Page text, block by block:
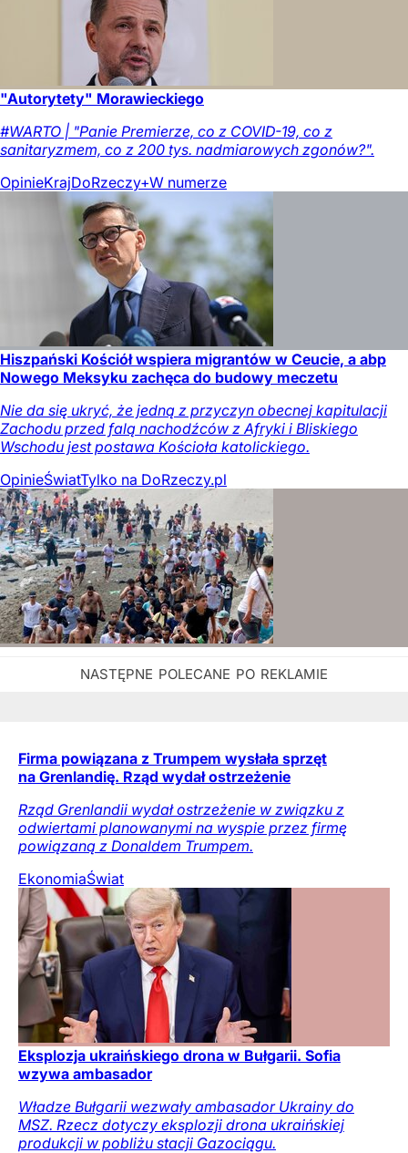
"Autorytety" Morawieckiego
#WARTO | "Panie Premierze, co z COVID-19, co z
sanitaryzmem, co z 200 tys. nadmiarowych zgonów?".
OpinieKrajDoRzeczy+W numerze
Hiszpański Kościół wspiera migrantów w Ceucie, a abp
Nowego Meksyku zachęca do budowy meczetu
Nie da się ukryć, że jedną z przyczyn obecnej kapitulacji
Zachodu przed falą nachodźców z Afryki i Bliskiego
Wschodu jest postawa Kościoła katolickiego.
OpinieŚwiatTylko na DoRzeczy.pl
Firma powiązana z Trumpem wysłała sprzęt
na Grenlandię. Rząd wydał ostrzeżenie
Rząd Grenlandii wydał ostrzeżenie w związku z
odwiertami planowanymi na wyspie przez firmę
powiązaną z Donaldem Trumpem.
EkonomiaŚwiat
Eksplozja ukraińskiego drona w Bułgarii. Sofia
wzywa ambasador
Władze Bułgarii wezwały ambasador Ukrainy do
MSZ. Rzecz dotyczy eksplozji drona ukraińskiej
produkcji w pobliżu stacji Gazociągu.